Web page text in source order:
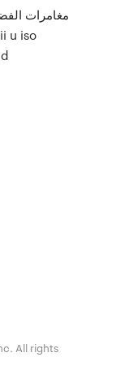
مغامرات
All rights